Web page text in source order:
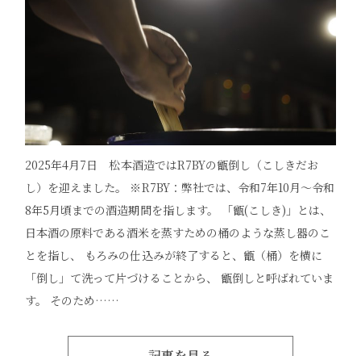
2025年4月7日 松本酒造ではR7BYの甑倒し（こしきだお
し）を迎えました。 ※R7BY：弊社では、令和7年10月～令和
8年5月頃までの酒造期間を指します。 「甑(こしき)」とは、
日本酒の原料である酒米を蒸すための桶のような蒸し器のこ
とを指し、 もろみの仕込みが終了すると、甑（桶）を横に
「倒し」て洗って片づけることから、 甑倒しと呼ばれていま
す。 そのため……